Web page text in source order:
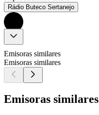
Rádio Buteco Sertanejo
Emisoras similares
Emisoras similares
Emisoras similares